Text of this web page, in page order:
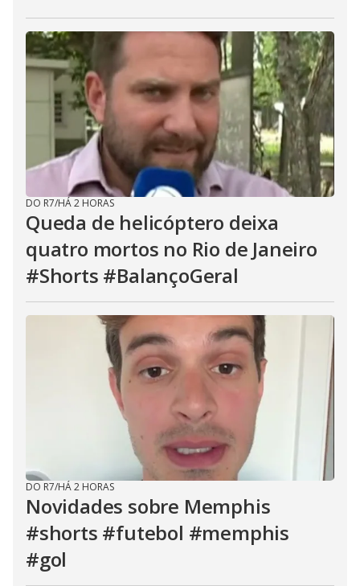
DO R7/HÁ 2 HORAS
Queda de helicóptero deixa
quatro mortos no Rio de Janeiro
#Shorts #BalançoGeral
DO R7/HÁ 2 HORAS
Novidades sobre Memphis
#shorts #futebol #memphis
#gol